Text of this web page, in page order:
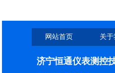
网站首页 关
济宁恒通仪表测控